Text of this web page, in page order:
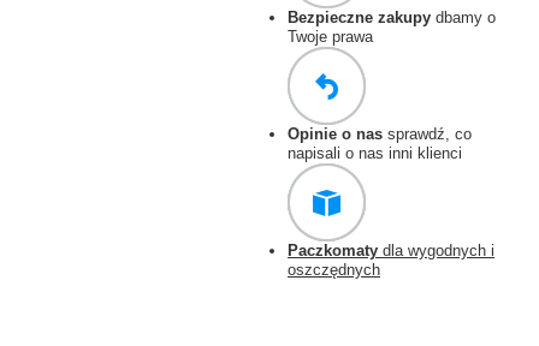
Bezpieczne zakupy dbamy o
Twoje prawa
Opinie o nas sprawdź, co
napisali o nas inni klienci
Paczkomaty dla wygodnych i
oszczędnych